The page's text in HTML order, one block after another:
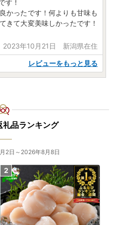
す！
かったです！何よりも甘味も
きて大変美味しかったです！
2023年10月21日 新潟県在住
レビューをもっと見る
礼品ランキング
2日～2026年8月8日